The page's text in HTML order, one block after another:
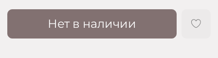
Нет в наличии